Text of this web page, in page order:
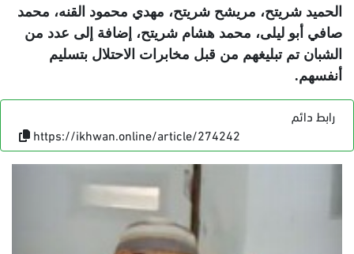
الحميد شريتح، مريشح شريتح، مهدي محمود القنه، محمد
صافي أبو ليلى، محمد هشام شريتح، إضافة إلى عدد من
الشبان تم تبليغهم من قبل مخابرات الاحتلال بتسليم
أنفسهم.
رابط دائم
https://ikhwan.online/article/274242